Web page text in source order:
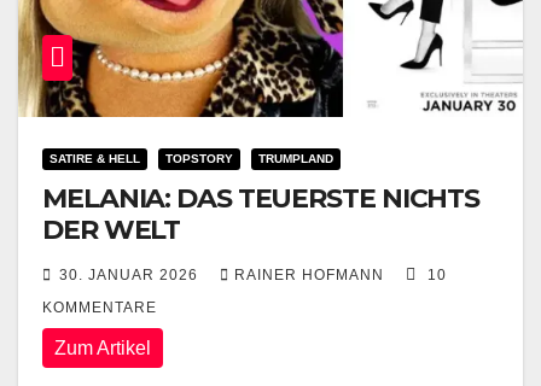
SATIRE & HELL TOPSTORY TRUMPLAND
MELANIA: DAS TEUERSTE NICHTS
DER WELT
30. JANUAR 2026 RAINER HOFMANN
10
KOMMENTARE
Zum Artikel